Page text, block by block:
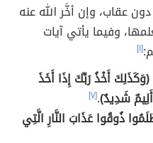
عقاب، وإن أخَّر الله عنه
وفيما يأتي آيات
[١]
(وَكَذَلِكَ أَخْذُ رَبِّكَ إِذَا أَخَذَ
شَدِيدٌ).[٧]
ذُوقُوا عَذَابَ النَّارِ الَّتِي